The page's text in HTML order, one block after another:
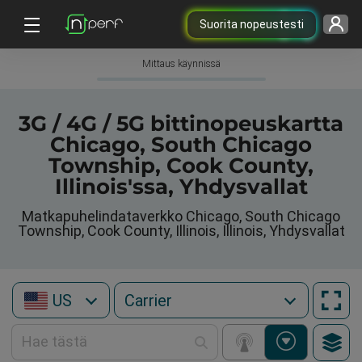
Suorita nopeustesti
Mittaus käynnissä
3G / 4G / 5G bittinopeuskartta
Chicago, South Chicago
Township, Cook County,
Illinois'ssa, Yhdysvallat
Matkapuhelindataverkko Chicago, South Chicago
Township, Cook County, Illinois, Illinois, Yhdysvallat
US